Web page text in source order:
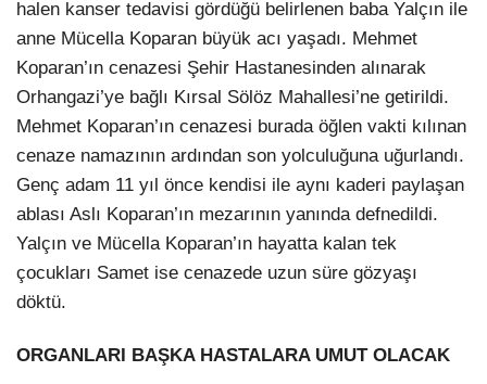
halen kanser tedavisi gördüğü belirlenen baba Yalçın ile
anne Mücella Koparan büyük acı yaşadı. Mehmet
Koparan’ın cenazesi Şehir Hastanesinden alınarak
Orhangazi’ye bağlı Kırsal Sölöz Mahallesi’ne getirildi.
Mehmet Koparan’ın cenazesi burada öğlen vakti kılınan
cenaze namazının ardından son yolculuğuna uğurlandı.
Genç adam 11 yıl önce kendisi ile aynı kaderi paylaşan
ablası Aslı Koparan’ın mezarının yanında defnedildi.
Yalçın ve Mücella Koparan’ın hayatta kalan tek
çocukları Samet ise cenazede uzun süre gözyaşı
döktü.
ORGANLARI BAŞKA HASTALARA UMUT OLACAK